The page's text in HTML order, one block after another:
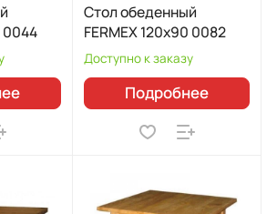
0044
Стол обеденный
FERMEX 120x90 0082
Доступно к заказу
Подробнее